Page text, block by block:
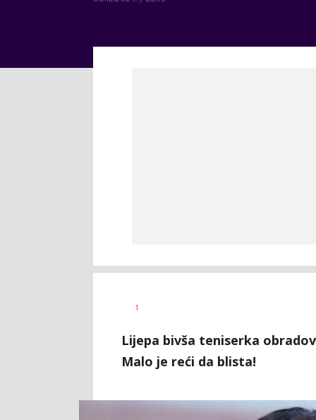
1
Lijepa bivša teniserka
Malo je reći da blista!